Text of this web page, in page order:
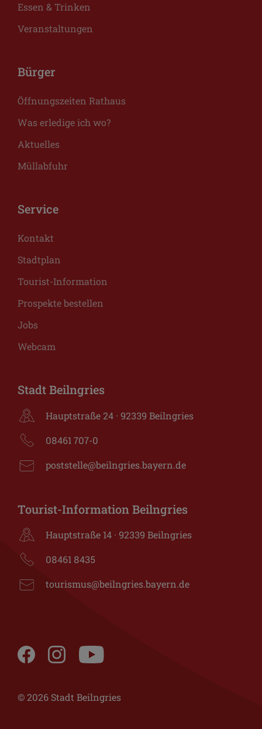
Essen & Trinken
Veranstaltungen
Bürger
Öffnungszeiten Rathaus
Was erledige ich wo?
Aktuelles
Müllabfuhr
Service
Kontakt
Stadtplan
Tourist-Information
Prospekte bestellen
Jobs
Webcam
Stadt Beilngries
Hauptstraße 24 · 92339 Beilngries
08461 707-0
poststelle@beilngries.bayern.de
Tourist-Information Beilngries
Hauptstraße 14 · 92339 Beilngries
08461 8435
tourismus@beilngries.bayern.de
© 2026 Stadt Beilngries